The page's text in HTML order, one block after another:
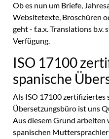
Ob es nun um Briefe,
Websitetexte, Broschüren
geht - f.a.x. Translations
Verfügung.
ISO 17100
spanische
Als ISO 17100 zertifiziertes
Übersetzungsbüro ist uns
Aus diesem Grund
spanischen